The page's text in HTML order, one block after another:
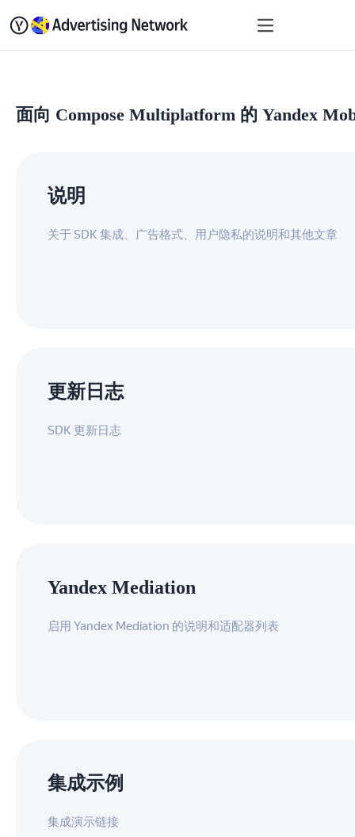
快速入门
面向 Compose Multiplatform 的 Yandex
说明
关于 SDK 集成、广告格式、用户隐私的说明和其他文章
更新日志
SDK 更新日志
Yandex Mediation
启用 Yandex Mediation 的说明和适配器列表
集成示例
集成演示链接